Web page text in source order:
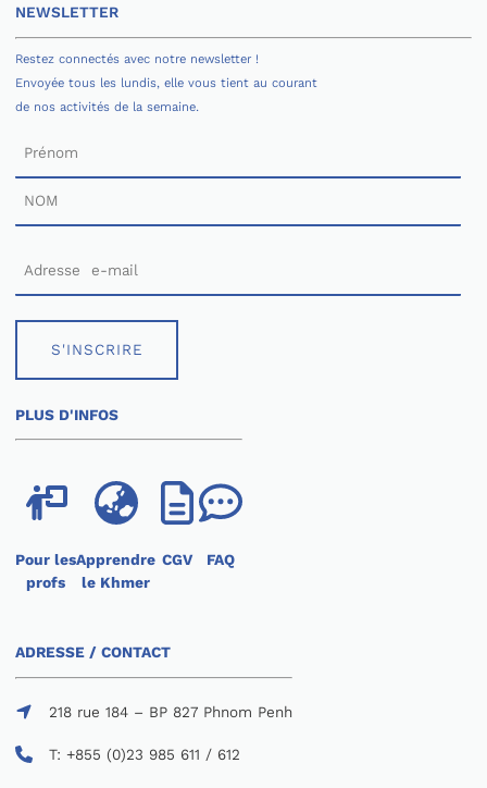
NEWSLETTER
Restez connectés avec notre newsletter !
Envoyée tous les lundis, elle vous tient au courant
de nos activités de la semaine.
S'INSCRIRE
PLUS D'INFOS
Pour les
profs
Apprendre
le Khmer
CGV FAQ
ADRESSE / CONTACT
218 rue 184 – BP 827 Phnom Penh
T: +855 (0)23 985 611 / 612